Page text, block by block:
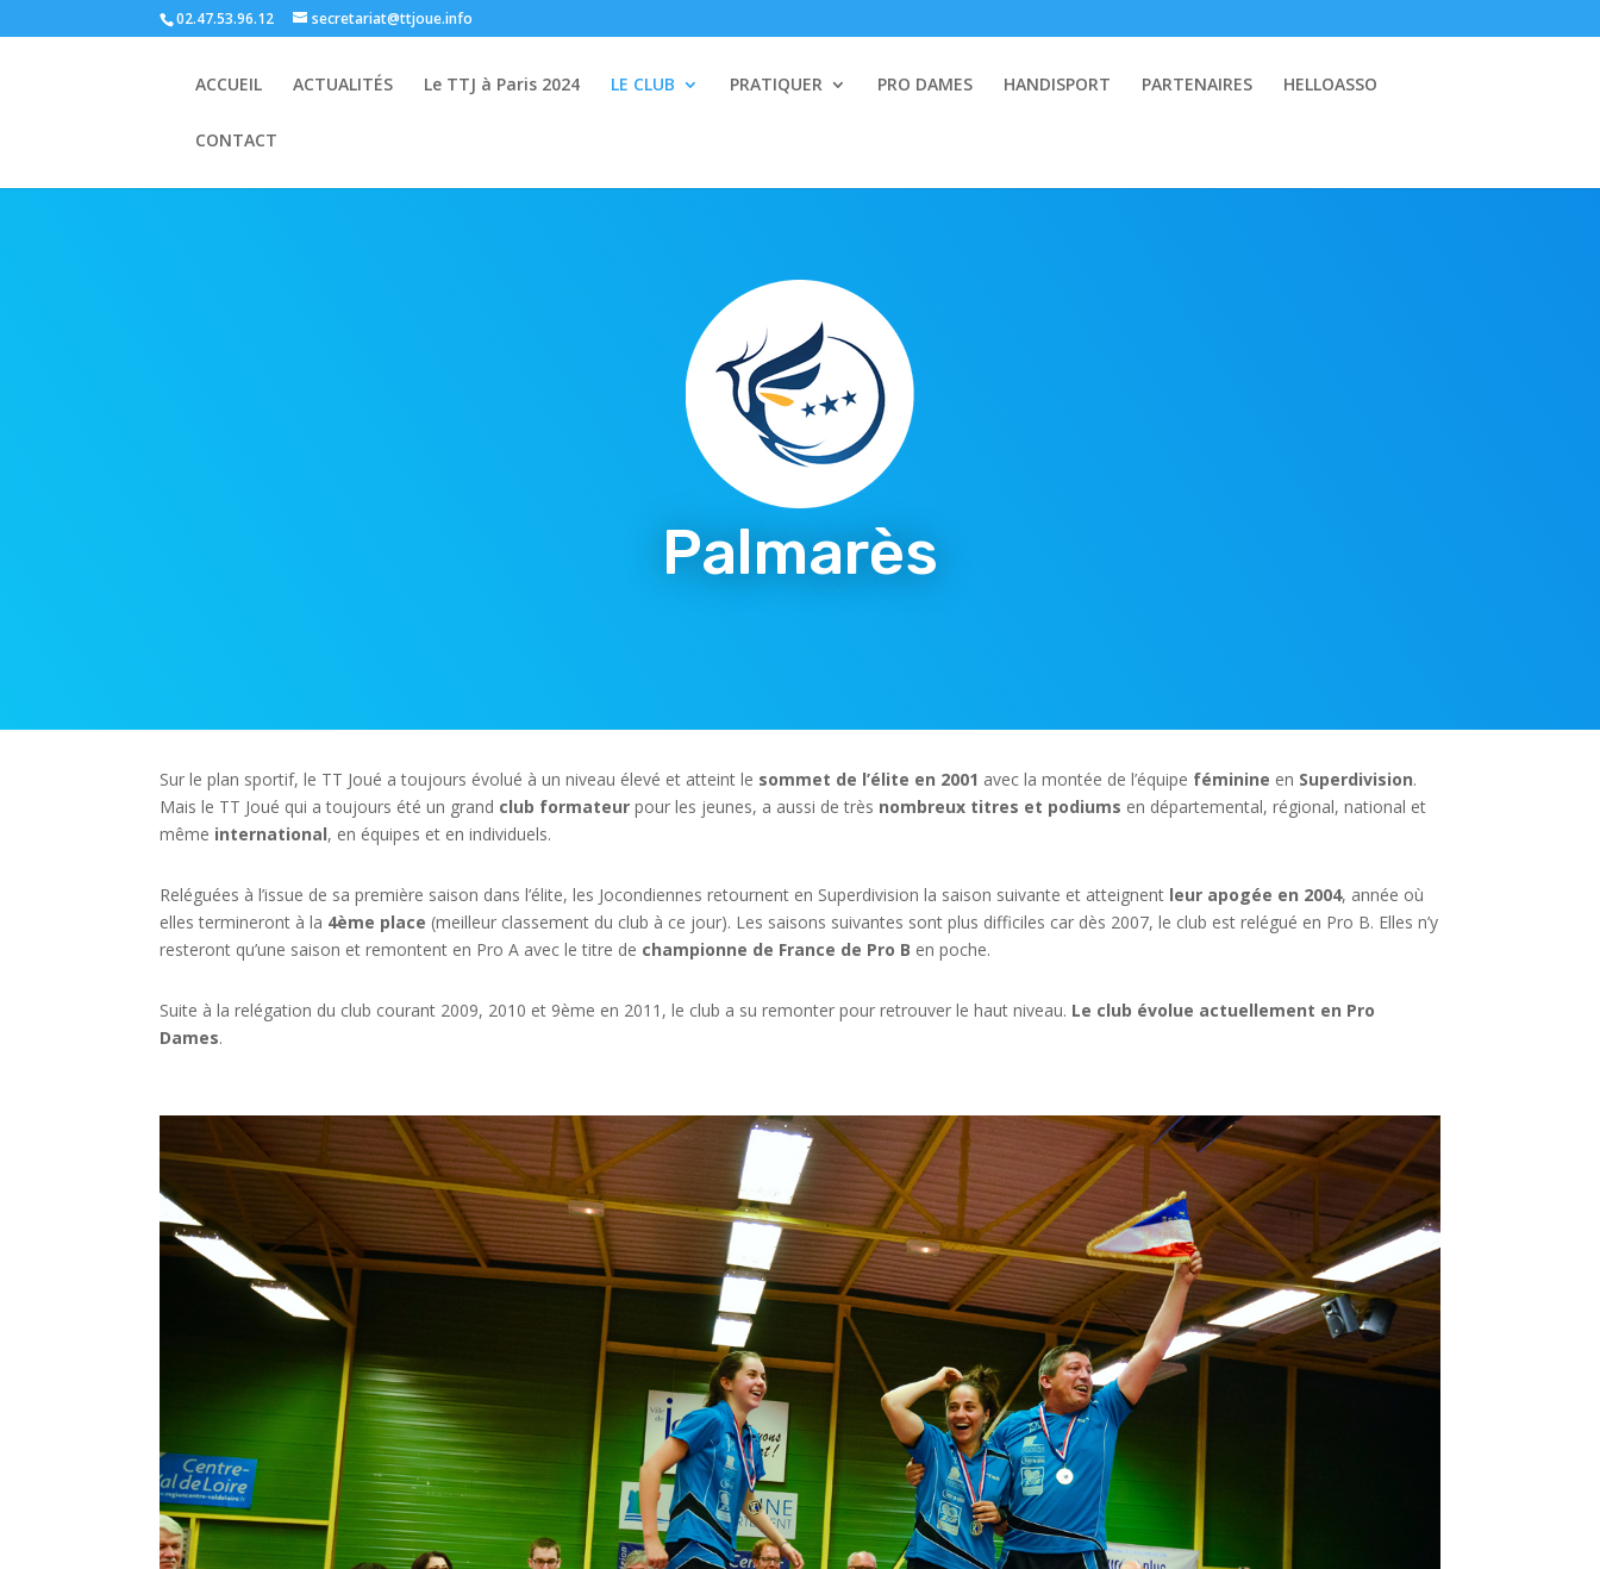
02.47.53.96.12 secretariat@ttjoue.info
ACCUEIL ACTUALITÉS Le TTJ à Paris 2024 LE CLUB PRATIQUER PRO DAMES HANDISPORT PARTENAIRES HELLOASSO
CONTACT
Palmarès
Sur le plan sportif, le TT Joué a toujours évolué à un niveau élevé et atteint le sommet de l’élite en 2001 avec la montée de l’équipe féminine en Superdivision.
Mais le TT Joué qui a toujours été un grand club formateur pour les jeunes, a aussi de très nombreux titres et podiums en départemental, régional, national et
même international, en équipes et en individuels.
Reléguées à l’issue de sa première saison dans l’élite, les Jocondiennes retournent en Superdivision la saison suivante et atteignent leur apogée en 2004, année où
elles termineront à la 4ème place (meilleur classement du club à ce jour). Les saisons suivantes sont plus difficiles car dès 2007, le club est relégué en Pro B. Elles n’y
resteront qu’une saison et remontent en Pro A avec le titre de championne de France de Pro B en poche.
Suite à la relégation du club courant 2009, 2010 et 9ème en 2011, le club a su remonter pour retrouver le haut niveau. Le club évolue actuellement en Pro
Dames.